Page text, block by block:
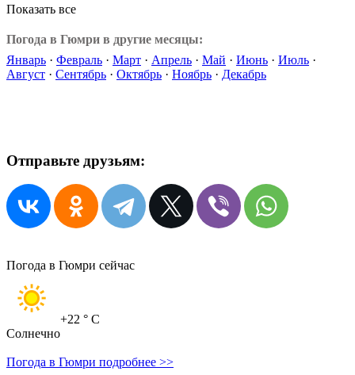
Показать все
Погода в Гюмри в другие месяцы:
Январь · Февраль · Март · Апрель · Май · Июнь · Июль ·
Август · Сентябрь · Октябрь · Ноябрь · Декабрь
Отправьте друзьям:
Погода в Гюмри сейчас
+22 ° C
Солнечно
Погода в Гюмри подробнее >>